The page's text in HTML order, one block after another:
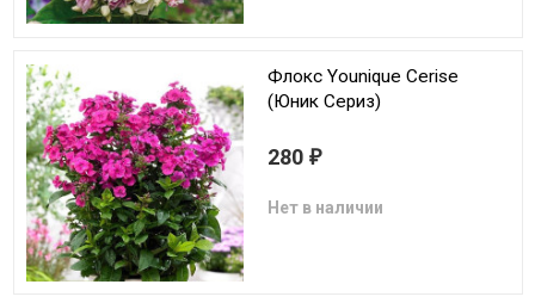
Флокс Younique Cerise
(Юник Сериз)
280 ₽
Нет в наличии